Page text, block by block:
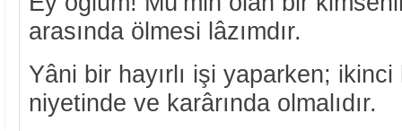
arasında ölmesi lâzımdır.
Yâni bir hayırlı işi yaparken; ikinci
niyetinde ve karârında olmalıdır.